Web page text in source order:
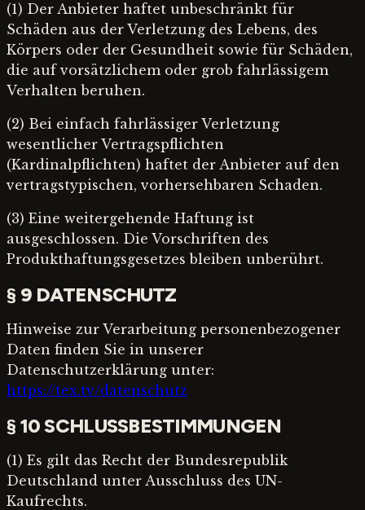
(1) Der Anbieter haftet unbeschränkt für
Schäden aus der Verletzung des Lebens, des
Körpers oder der Gesundheit sowie für Schäden,
die auf vorsätzlichem oder grob fahrlässigem
Verhalten beruhen.
(2) Bei einfach fahrlässiger Verletzung
wesentlicher Vertragspflichten
(Kardinalpflichten) haftet der Anbieter auf den
vertragstypischen, vorhersehbaren Schaden.
(3) Eine weitergehende Haftung ist
ausgeschlossen. Die Vorschriften des
Produkthaftungsgesetzes bleiben unberührt.
§ 9 DATENSCHUTZ
Hinweise zur Verarbeitung personenbezogener
Daten finden Sie in unserer
Datenschutzerklärung unter:
https://tex.tv/datenschutz
§ 10 SCHLUSSBESTIMMUNGEN
(1) Es gilt das Recht der Bundesrepublik
Deutschland unter Ausschluss des UN-
Kaufrechts.